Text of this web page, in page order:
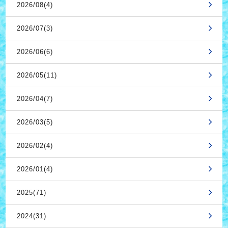
2026/08(4)
2026/07(3)
2026/06(6)
2026/05(11)
2026/04(7)
2026/03(5)
2026/02(4)
2026/01(4)
2025(71)
2024(31)